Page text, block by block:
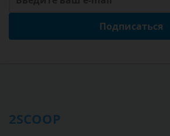
Подписаться
2SCOOP